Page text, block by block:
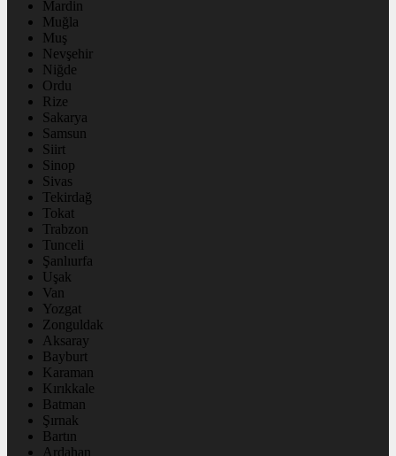
Mardin
Muğla
Muş
Nevşehir
Niğde
Ordu
Rize
Sakarya
Samsun
Siirt
Sinop
Sivas
Tekirdağ
Tokat
Trabzon
Tunceli
Şanlıurfa
Uşak
Van
Yozgat
Zonguldak
Aksaray
Bayburt
Karaman
Kırıkkale
Batman
Şırnak
Bartın
Ardahan